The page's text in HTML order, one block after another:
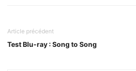
Article précédent
Test Blu-ray : Song to Song